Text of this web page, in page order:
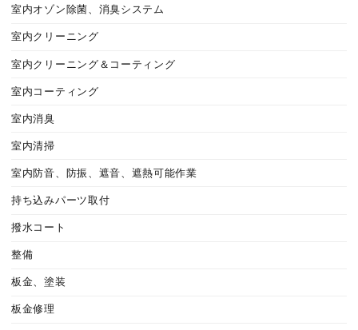
室内オゾン除菌、消臭システム
室内クリーニング
室内クリーニング＆コーティング
室内コーティング
室内消臭
室内清掃
室内防音、防振、遮音、遮熱可能作業
持ち込みパーツ取付
撥水コート
整備
板金、塗装
板金修理